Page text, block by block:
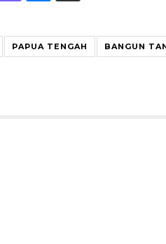
PAPUA TENGAH BANGUN